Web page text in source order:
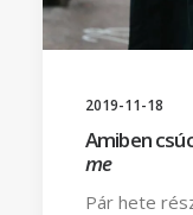
2019-11-18
Amiben
me
Pár hete